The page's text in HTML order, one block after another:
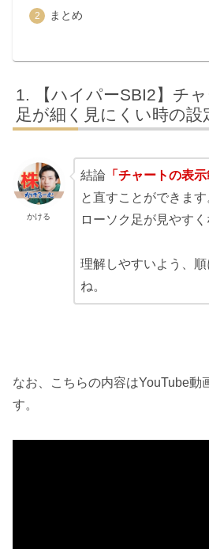
まとめ
【ハイパーSBI2】チ
足が細く見にくい時の設
かける
結論 「チャートの表
と直すことができます
ローソク足が見やすく
理解しやすいよう、
ね。
なお、こちらの内容はYouTube動
す。